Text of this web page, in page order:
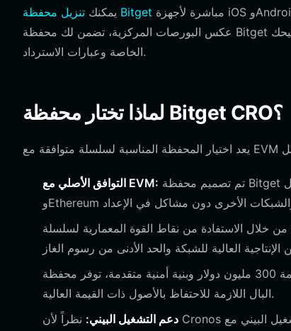
يمكنك تنزيل محفظة Bitget
عكس البورصات المركزية، تضمن لك محفظة Bitget الاحتفاظ بالحفظ الذاتي الحقيقي لأصولك، مما يمنحك تحكماً كاملاً في مفاتيحك
الخاصة وعبارات الاسترداد.
لماذا تختار محفظة Bitget CRO؟
التوافق الأصلي مع EVM:
من خلال الاستفادة من نقاط القوة المعمارية لسلسلة Cronos، تعمل محفظة Bitget على تحسين
مع صندوق حماية المستخدم بقيمة 300 مليون دولار وبنية أمنية متقدمة، توفر محفظة Bitget راحة
البال اللازمة للاحتفاظ بالأصول ذات القيمة العالية.
دعم التشغيل البيني: نظراً لأن Cronos تتميز بإمكانية التشغيل البيني مع Cosmos SDK، فقد تم تصميم محفظة Bitget للتعامل مع